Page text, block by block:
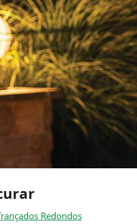
Redondos